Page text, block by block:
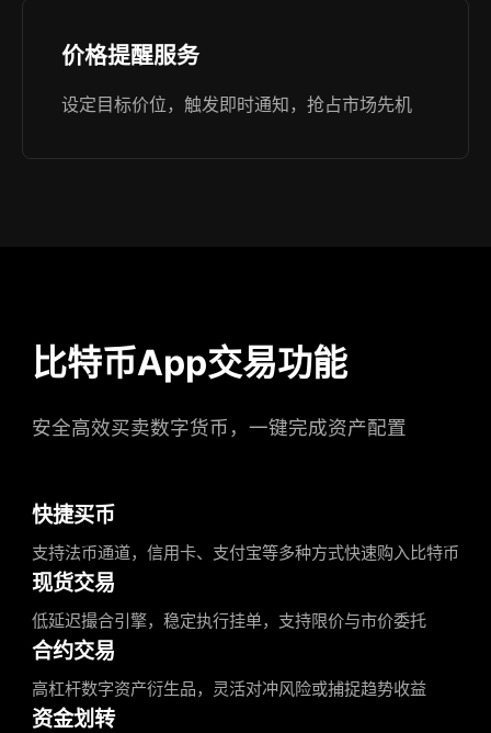
价格提醒服务
设定目标价位，触发即时通知，抢占市场先机
比特币App交易功能
安全高效买卖数字货币，一键完成资产配置
快捷买币
支持法币通道，信用卡、支付宝等多种方式快速购入比特币
现货交易
低延迟撮合引擎，稳定执行挂单，支持限价与市价委托
合约交易
高杠杆数字资产衍生品，灵活对冲风险或捕捉趋势收益
资金划转